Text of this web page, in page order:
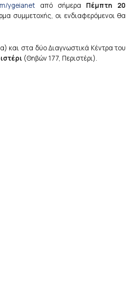
ygeianet από σήμερα Πέμπτη 20
συμμετοχής, οι ενδιαφερόμενοι θα
και στα δύο Διαγνωστικά Κέντρα του
(Θηβών 177, Περιστέρι).